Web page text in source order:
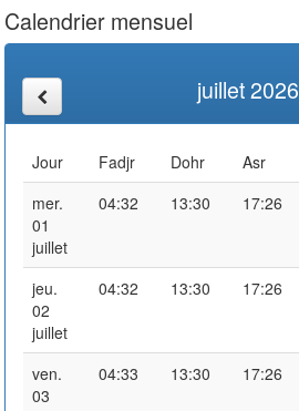
Calendrier mensuel
juillet 2026
Jour Fadjr Dohr Asr
mer.
01
juillet
04:32 13:30 17:26
jeu.
02
juillet
04:32 13:30 17:26
ven.
03
04:33 13:30 17:26